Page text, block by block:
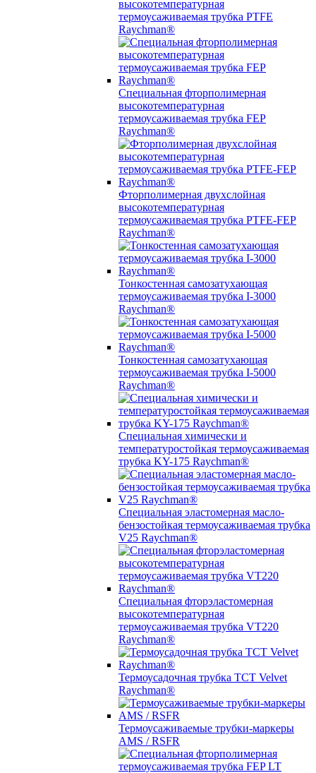
высокотемпературная
термоусаживаемая трубка PTFE
Raychman®
Специальная фторполимерная
высокотемпературная
термоусаживаемая трубка FEP
Raychman®
Фторполимерная двухслойная
высокотемпературная
термоусаживаемая трубка PTFE-FEP
Raychman®
Тонкостенная самозатухающая
термоусаживаемая трубка I-3000
Raychman®
Тонкостенная самозатухающая
термоусаживаемая трубка I-5000
Raychman®
Специальная химически и
температуростойкая термоусаживаемая
трубка KY-175 Raychman®
Специальная эластомерная масло-
бензостойкая термоусаживаемая трубка
V25 Raychman®
Специальная фторэластомерная
высокотемпературная
термоусаживаемая трубка VT220
Raychman®
Термоусадочная трубка TCT Velvet
Raychman®
Термоусаживаемые трубки-маркеры
AMS / RSFR